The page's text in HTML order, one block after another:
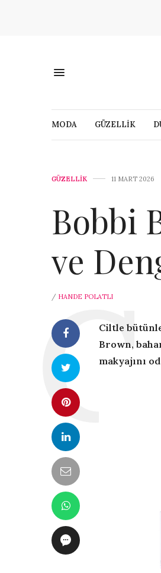
MODA GÜZELLİK
GÜZELLİK 11 MART 2026
Bobbi
ve
/ HANDE POLATLI
Ciltle
Brown,
makyajını